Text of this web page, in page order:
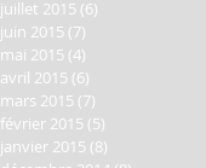
juillet 2015 (6)
juin 2015 (7)
mai 2015 (4)
avril 2015 (6)
mars 2015 (7)
février 2015 (5)
janvier 2015 (8)